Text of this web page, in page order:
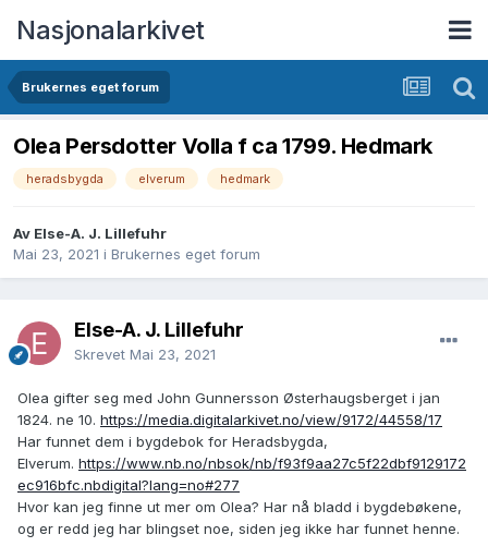
Nasjonalarkivet
Brukernes eget forum
Olea Persdotter Volla f ca 1799. Hedmark
heradsbygda elverum hedmark
Av Else-A. J. Lillefuhr
Mai 23, 2021 i Brukernes eget forum
Else-A. J. Lillefuhr
Skrevet Mai 23, 2021
Olea gifter seg med John Gunnersson Østerhaugsberget i jan
1824. ne 10. https://media.digitalarkivet.no/view/9172/44558/17
Har funnet dem i bygdebok for Heradsbygda,
Elverum. https://www.nb.no/nbsok/nb/f93f9aa27c5f22dbf9129172
ec916bfc.nbdigital?lang=no#277
Hvor kan jeg finne ut mer om Olea? Har nå bladd i bygdebøkene,
og er redd jeg har blingset noe, siden jeg ikke har funnet henne.